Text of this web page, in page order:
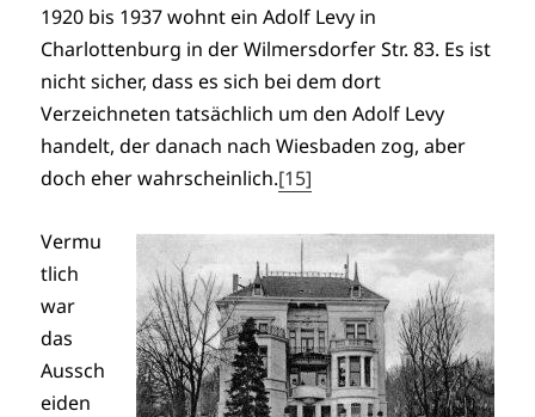
1920 bis 1937 wohnt ein Adolf Levy in
Charlottenburg in der Wilmersdorfer Str. 83. Es ist
nicht sicher, dass es sich bei dem dort
Verzeichneten tatsächlich um den Adolf Levy
handelt, der danach nach Wiesbaden zog, aber
doch eher wahrscheinlich.[15]
Vermu
tlich
war
das
Aussch
eiden